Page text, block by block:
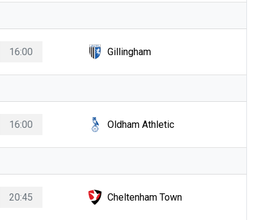
16:00 Gillingham
16:00 Oldham Athletic
20:45 Cheltenham Town